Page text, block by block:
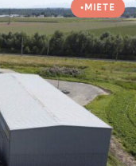
MIETE